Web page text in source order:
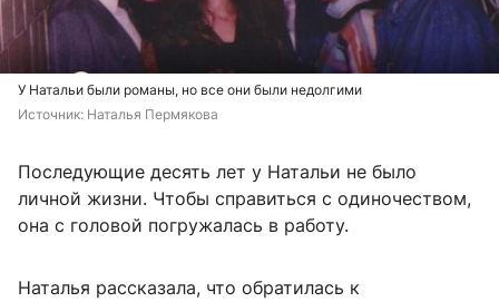
У Натальи были романы, но все они были недолгими
Источник: Наталья Пермякова
Последующие десять лет у Натальи не было
личной жизни. Чтобы справиться с одиночеством,
она с головой погружалась в работу.
Наталья рассказала, что обратилась к